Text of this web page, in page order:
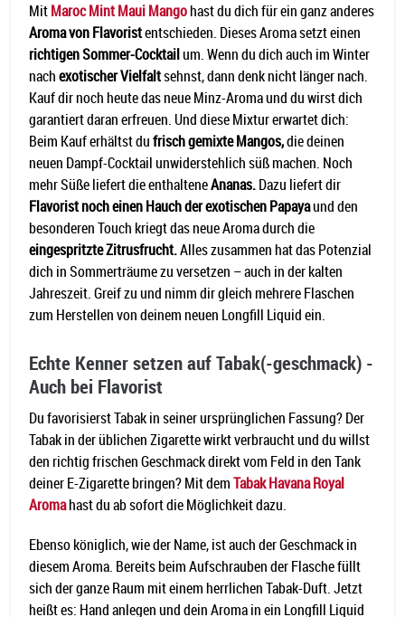
MitMaroc Mint Maui Mangohast du dich für ein ganz anderes
Aroma von Flavoristentschieden. Dieses Aroma setzt einen
richtigen Sommer-Cocktailum. Wenn du dich auch im Winter
nachexotischer Vielfaltsehnst, dann denk nicht länger nach.
Kauf dir noch heute das neue Minz-Aroma und du wirst dich
garantiert daran erfreuen. Und diese Mixtur erwartet dich:
Beim Kauf erhältst dufrisch gemixte Mangos,die deinen
neuen Dampf-Cocktail unwiderstehlich süß machen. Noch
mehr Süße liefert die enthalteneAnanas.Dazu liefert dir
Flavorist noch einen Hauch der exotischen Papayaund den
besonderen Touch kriegt das neue Aroma durch die
eingespritzte Zitrusfrucht.Alles zusammen hat das Potenzial
dich in Sommerträume zu versetzen – auch in der kalten
Jahreszeit. Greif zu und nimm dir gleich mehrere Flaschen
zum Herstellen von deinem neuen Longfill Liquid ein.
Echte Kenner setzen auf Tabak(-geschmack) -
Auch bei Flavorist
Du favorisierst Tabak in seiner ursprünglichen Fassung? Der
Tabak in der üblichen Zigarette wirkt verbraucht und du willst
den richtig frischen Geschmack direkt vom Feld in den Tank
deiner E-Zigarette bringen? Mit demTabak Havana Royal
Aromahast du ab sofort die Möglichkeit dazu.
Ebenso königlich, wie der Name, ist auch der Geschmack in
diesem Aroma. Bereits beim Aufschrauben der Flasche füllt
sich der ganze Raum mit einem herrlichen Tabak-Duft. Jetzt
heißt es: Hand anlegen und dein Aroma in ein Longfill Liquid